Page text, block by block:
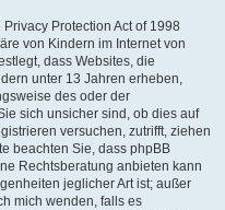
Protection Act of 1998
von Kindern im Internet von
dass Websites, die
unter 13 Jahren erheben,
des oder der
sich unsicher sind, ob dies auf
versuchen, zutrifft, ziehen
beachten Sie, dass phpBB
Rechtsberatung anbieten kann
jeglicher Art ist; außer
mich wenden, falls es